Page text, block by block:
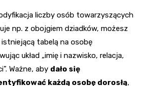
liczby osób towarzyszących
np. z obojgiem dziadków, możesz
tabelą na osobę
układ „imię i nazwisko, relacja,
Ważne, aby dało się
każdą osobę dorosłą,